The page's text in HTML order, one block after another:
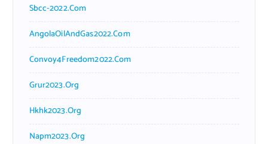
Sbcc-2022.com
AngolaOilAndGas2022.com
Convoy4Freedom2022.com
Grur2023.org
Hkhk2023.org
Napm2023.org